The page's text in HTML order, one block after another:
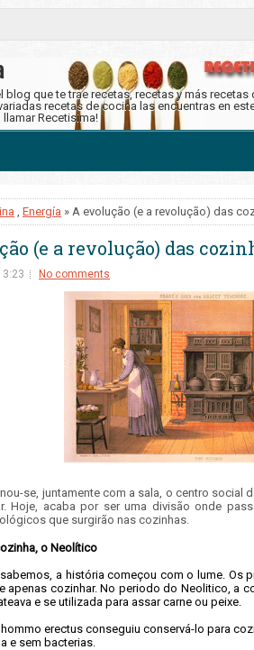
blog que te trae recetas, recetas y más recetas
recetas de cocina las encuentras en
Recetisima!
, Energía » A evolução (e a revolução) das
(e a revolução) das
3:23 No comments
se, juntamente com a sala, o centro social
Hoje, acaba por ser uma divisão onde
que surgirão nas cozinhas.
o Neolítico
a história começou com o lume. Os
apenas cozinhar. No periodo do Neolitico, a
e se utilizada para assar carne ou peixe.
erectus conseguiu conservá-lo para
e sem bacterias.